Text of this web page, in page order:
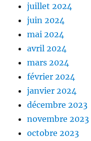
juillet 2024
juin 2024
mai 2024
avril 2024
mars 2024
février 2024
janvier 2024
décembre 2023
novembre 2023
octobre 2023